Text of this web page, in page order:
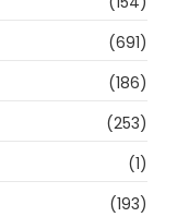
(691)
(186)
(253)
(1)
(193)